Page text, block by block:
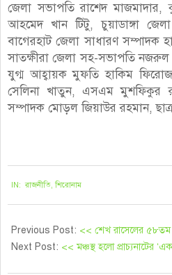
জেলা সভাপতি রাশেদ মাজমাদার,
আহমেদ খান টিটু, চুয়াডাঙ্গা
বাগেরহাট জেলা সাধারণ সম্পাদক
সাতক্ষীরা জেলা সহ-সভাপতি
যুগ্ম আহ্বায়ক মুফতি হাকিম
সেলিনা খাতুন, এসএম মুশফিকুর
সম্পাদক মোড়ল জিয়াউর রহমান,
IN: রাজনীতি,শিরোনাম
Previous Post: << শেখ রাসেলের
Next Post: << মঞ্চস্থ হলো প্রাচ্যনাটের